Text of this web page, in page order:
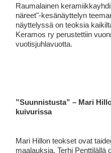
Raumalainen
näreet"-kesänäyttelyn
näyttelyssä on teoksia
Keramos ry perustettiin
vuotisjuhlavuotta.
”Suunnistusta” – Mari
kuivurissa
Mari Hillon teokset ovat
maalauksia, Terhi Penttilällä